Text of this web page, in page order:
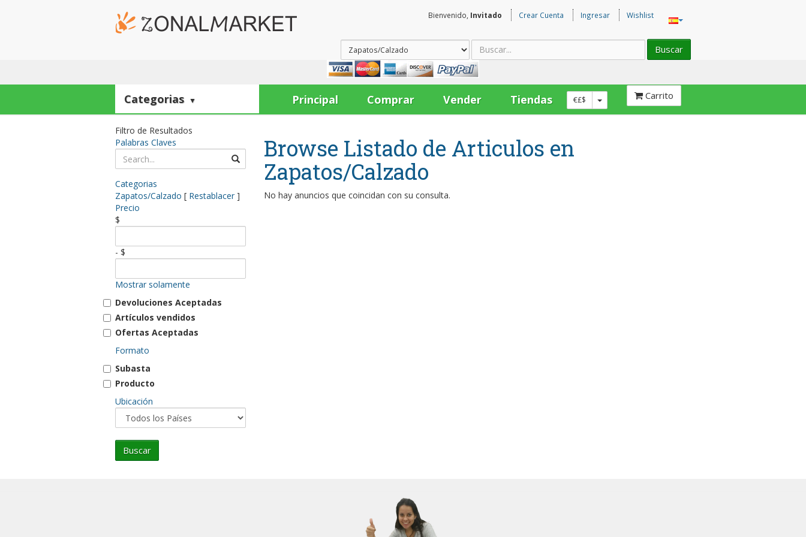
Bienvenido, Invitado Crear Cuenta Ingresar Wishlist
Buscar
Categorias ▼ Principal Comprar Vender Tiendas €£$ Carrito
Filtro de Resultados
Palabras Claves
Categorias
Zapatos/Calzado [ Restablacer ]
Precio
$
- $
Mostrar solamente
Devoluciones Aceptadas
Artículos vendidos
Ofertas Aceptadas
Formato
Subasta
Producto
Ubicación
Browse Listado de Articulos en
Zapatos/Calzado
No hay anuncios que coincidan con su consulta.